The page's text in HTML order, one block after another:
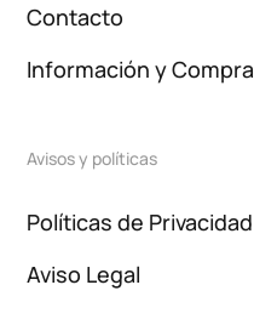
Contacto
Información y Compra
Avisos y políticas
Políticas de Privacidad
Aviso Legal